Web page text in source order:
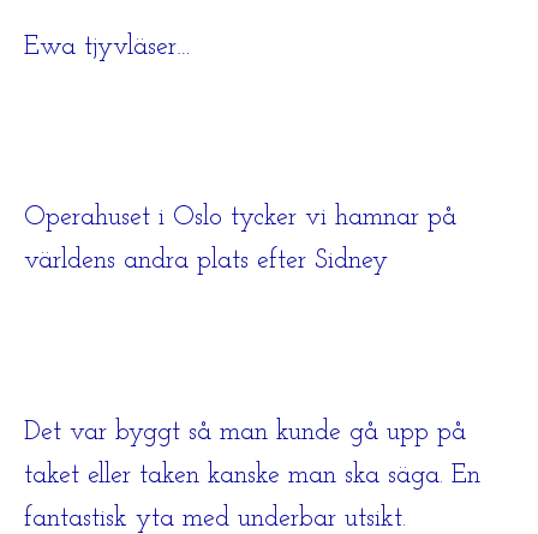
Ewa tjyvläser…
Operahuset i Oslo tycker vi hamnar på
världens andra plats efter Sidney
Det var byggt så man kunde gå upp på
taket eller taken kanske man ska säga. En
fantastisk yta med underbar utsikt.